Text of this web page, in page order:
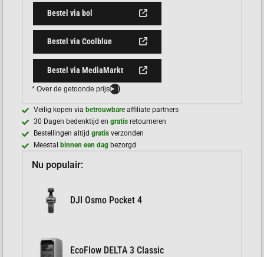
Bestel via bol
Bestel via Coolblue
Bestel via MediaMarkt
* Over de getoonde prijs i
Veilig kopen viabetrouwbareaffiliate partners
30 Dagen bedenktijd engratis retourneren
Bestellingen altijdgratisverzonden
Meestalbinnen een dag bezorgd
Nu populair:
DJI Osmo Pocket 4
EcoFlow DELTA 3 Classic